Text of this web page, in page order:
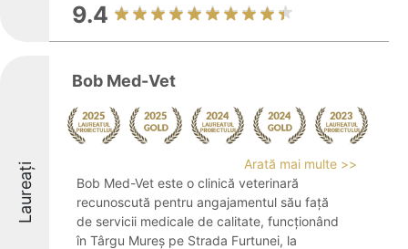
9.4
Laureați
Bob Med-Vet
Arată mai multe >>
Bob Med-Vet este o clinică veterinară
recunoscută pentru angajamentul său față
de servicii medicale de calitate, funcționând
în Târgu Mureș pe Strada Furtunei, la